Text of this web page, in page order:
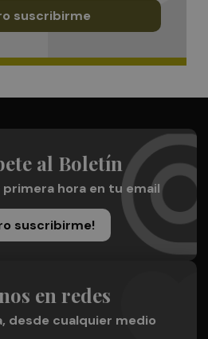
suscribirme
al Boletín
primera hora en tu email
suscribirme!
en redes
desde cualquier medio